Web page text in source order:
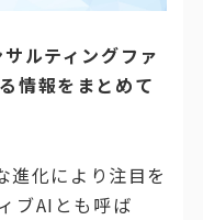
ルティングファ
情報をまとめて
化により注目を
ブAIとも呼ば